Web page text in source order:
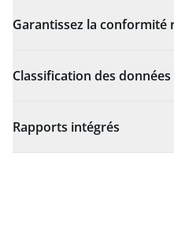
Garantissez la conformité
Classification des
Rapports intégrés